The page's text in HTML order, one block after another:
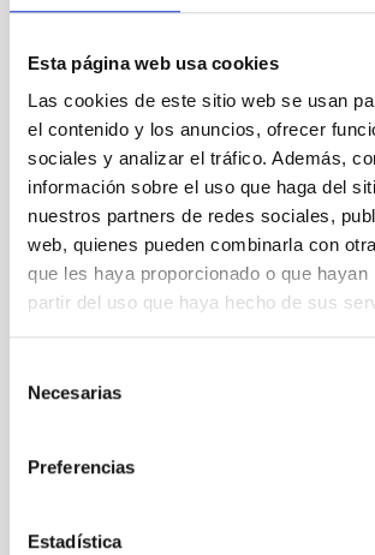
Esta página web usa cookies
Las cookies de este sitio web se usan
el contenido y los anuncios, ofrecer
sociales y analizar el tráfico. Además,
información sobre el uso que haga del
nuestros partners de redes sociales,
web, quienes pueden combinarla con
que les haya proporcionado o que hayan
partir del uso que haya hecho de sus
Necesarias
Preferencias
Estadística
Instrumento
Espectrógrafo
Nordic Optical Telescope near-infrared
spectrograph